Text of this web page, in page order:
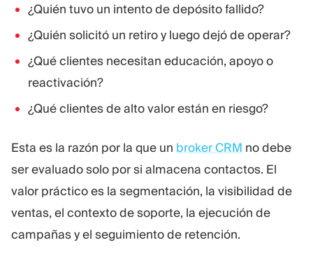
¿Quién tuvo un intento de depósito fallido?
¿Quién solicitó un retiro y luego dejó de operar?
¿Qué clientes necesitan educación, apoyo o
reactivación?
¿Qué clientes de alto valor están en riesgo?
Esta es la razón por la que un broker CRM no debe
ser evaluado solo por si almacena contactos. El
valor práctico es la segmentación, la visibilidad de
ventas, el contexto de soporte, la ejecución de
campañas y el seguimiento de retención.